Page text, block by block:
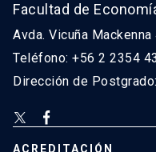
Facultad de
Avda. Vicuña
Teléfono: +56 2 2354
Dirección de
ACREDITACIÓN